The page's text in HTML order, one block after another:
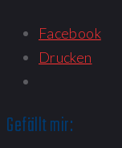
Facebook
Drucken
Gefällt mir: